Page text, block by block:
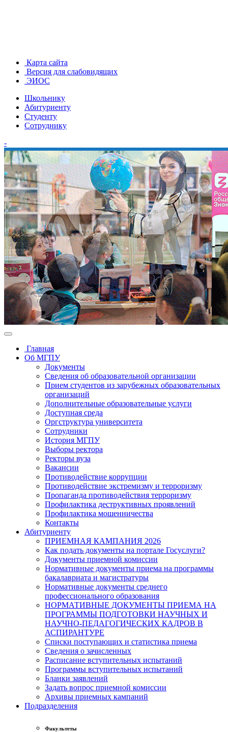
Карта сайта
Версия для слабовидящих
ЭИОС
Школьнику
Абитуриенту
Студенту
Сотруднику
-
Главная
Об МГПУ
Документы
Сведения об образовательной организации
Прием студентов из зарубежных образовательных
организаций
Дополнительные образовательные услуги
Доступная среда
Оргструктура университета
Сотрудники
История МГПУ
Выборы ректора
Ректоры вуза
Вакансии
Противодействие коррупции
Противодействие экстремизму и терроризму
Пропаганда противодействия терроризму
Профилактика деструктивных проявлений
Профилактика мошенничества
Контакты
Абитуриенту
ПРИЕМНАЯ КАМПАНИЯ 2026
Как подать документы на портале Госуслуги?
Документы приемной комиссии
Нормативные документы приема на программы
бакалавриата и магистратуры
Нормативные документы среднего
профессионального образования
НОРМАТИВНЫЕ ДОКУМЕНТЫ ПРИЕМА НА
ПРОГРАММЫ ПОДГОТОВКИ НАУЧНЫХ И
НАУЧНО-ПЕДАГОГИЧЕСКИХ КАДРОВ В
АСПИРАНТУРЕ
Списки поступающих и статистика приема
Сведения о зачисленных
Расписание вступительных испытаний
Программы вступительных испытаний
Бланки заявлений
Задать вопрос приемной комиссии
Архивы приемных кампаний
Подразделения
Факультеты